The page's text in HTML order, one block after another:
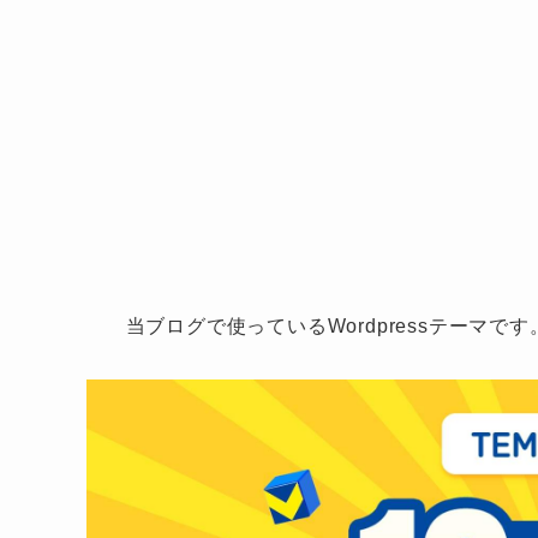
当ブログで使っているWordpressテーマで